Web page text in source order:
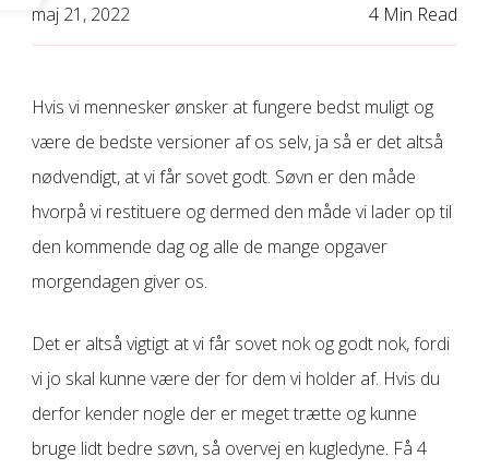
maj 21, 2022 4 Min Read
Hvis vi mennesker ønsker at fungere bedst muligt og
være de bedste versioner af os selv, ja så er det altså
nødvendigt, at vi får sovet godt. Søvn er den måde
hvorpå vi restituere og dermed den måde vi lader op til
den kommende dag og alle de mange opgaver
morgendagen giver os.
Det er altså vigtigt at vi får sovet nok og godt nok, fordi
vi jo skal kunne være der for dem vi holder af. Hvis du
derfor kender nogle der er meget trætte og kunne
bruge lidt bedre søvn, så overvej en kugledyne. Få 4